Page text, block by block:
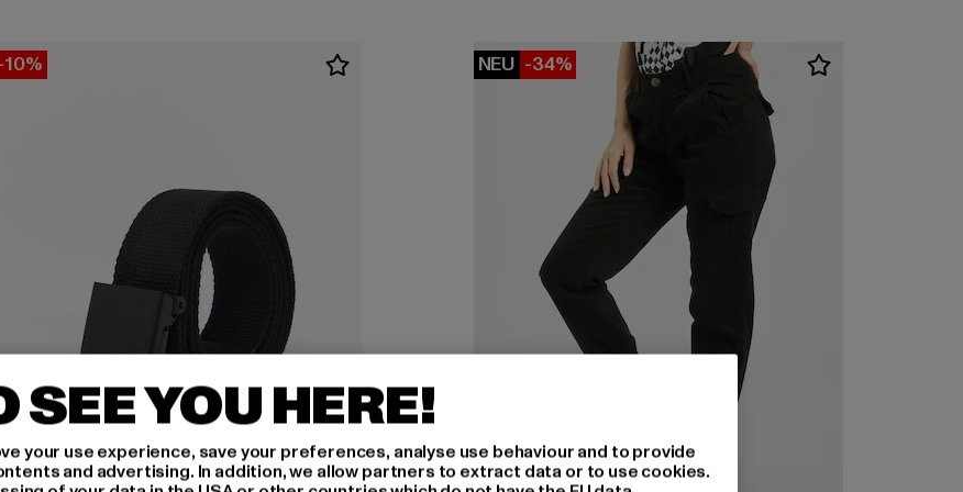
NEU -34%
SEE YOU HERE!
your use experience, save your preferences, analyse use behaviour and to provide
and advertising. In addition, we allow partners to extract data or to use cookies.